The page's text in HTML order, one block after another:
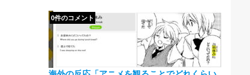
0件のコメント